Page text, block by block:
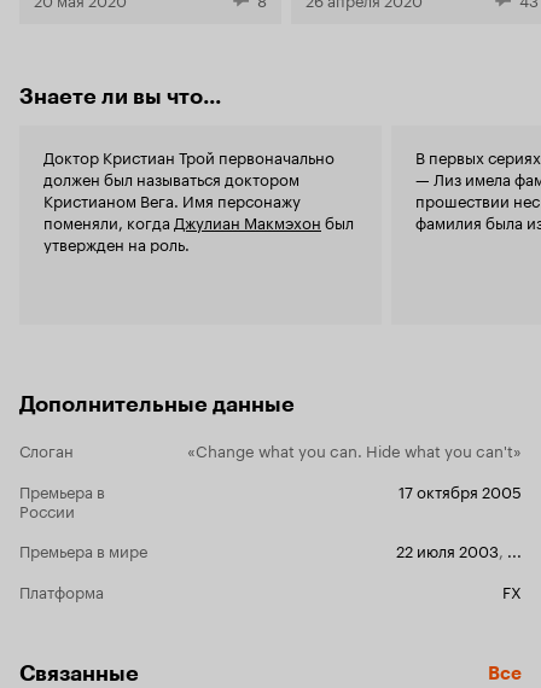
Знаете ли вы что...
Доктор Кристиан Трой первоначально
должен был называться доктором
Кристианом Вега. Имя персонажу
поменяли, когда Джулиан Макмэхон был
утвержден на роль.
В первых
— Лиз имела
прошествии
фамилия была
Дополнительные данные
Слоган
«Change what you can. Hide what you can't»
Премьера в
России
17 октября 2005
Премьера в мире 22 июля 2003
Платформа
FX
Связанные Все